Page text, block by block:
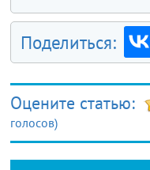
Поделиться:
Оцените статью:
голосов)